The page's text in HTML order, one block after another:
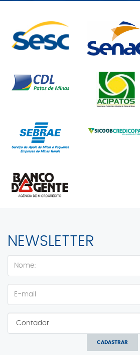
NEWSLETTER
CADASTRAR